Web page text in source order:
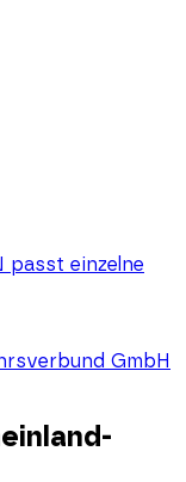
passt einzelne
GmbH